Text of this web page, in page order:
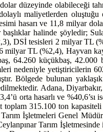
düzeyinde olabileceği
maliyetlerden
hasarı ve 11,8 milyar
halinde şöyledir;
DSİ tesisleri 2 milyar TL
TL (%2,4), Hayvan
64.260 küçükbaş, 42.000
nedeniyle yetiştiricilerin
Bölgede bulunan
Adana,
orta hasarlı ve %40,6’sı
315.100 ton kapasiteli
İşletmeleri Genel
Tarım